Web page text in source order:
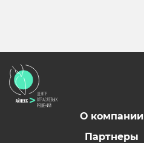
О компании
Партнеры